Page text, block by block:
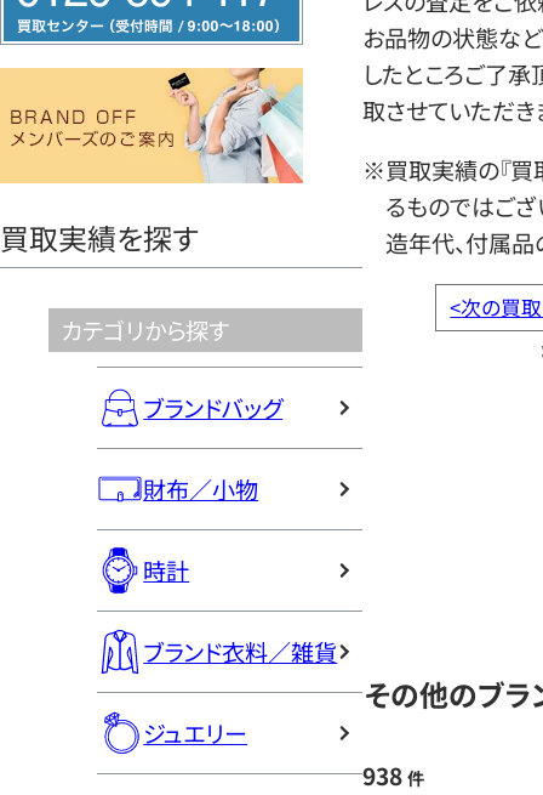
ー
ヤ
買取実績を探す
カテゴリから探す
ブランドバッグ
財布／小物
時計
ブランド衣料／雑貨
ジュエリー
お品物の状態など
したところご了
取させていただき
※買取実績の『買
るものではござ
造年代、付属品
<次の買
その他のブラ
938 件